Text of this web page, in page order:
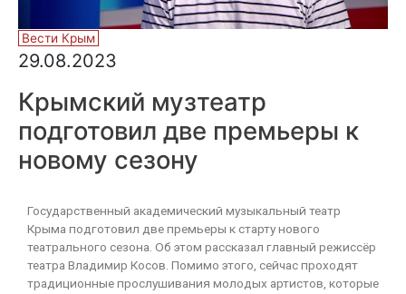
Вести Крым
29.08.2023
Крымский музтеатр
подготовил две премьеры к
новому сезону
Государственный академический музыкальный театр
Крыма подготовил две премьеры к старту нового
театрального сезона. Об этом рассказал главный режиссёр
театра Владимир Косов. Помимо этого, сейчас проходят
традиционные прослушивания молодых артистов, которые